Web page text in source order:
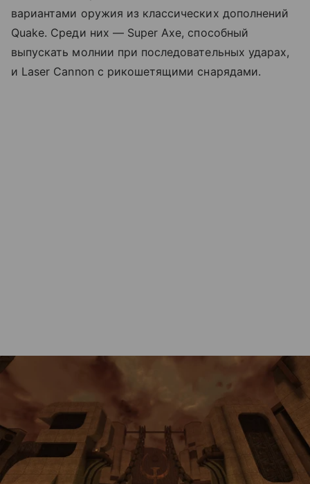
вариантами оружия из классических дополнений
Quake. Среди них — Super Axe, способный
выпускать молнии при последовательных ударах,
и Laser Cannon с рикошетящими снарядами.